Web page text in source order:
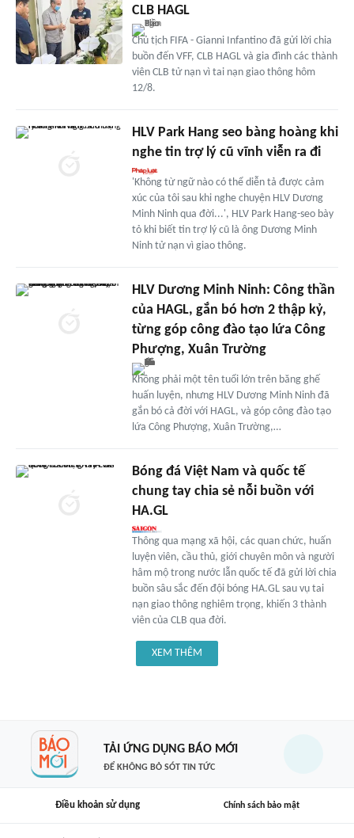
CLB HAGL
Chủ tịch FIFA - Gianni Infantino đã gửi lời chia
buồn đến VFF, CLB HAGL và gia đình các thành
viên CLB tử nạn vì tai nạn giao thông hôm
12/8.
HLV Park Hang seo bàng hoàng khi
nghe tin trợ lý cũ vĩnh viễn ra đi
'Không từ ngữ nào có thể diễn tả được cảm
xúc của tôi sau khi nghe chuyện HLV Dương
Minh Ninh qua đời...', HLV Park Hang-seo bày
tỏ khi biết tin trợ lý cũ là ông Dương Minh
Ninh tử nạn vì giao thông.
HLV Dương Minh Ninh: Công thần
của HAGL, gắn bó hơn 2 thập kỷ,
từng góp công đào tạo lứa Công
Phượng, Xuân Trường
Không phải một tên tuổi lớn trên băng ghế
huấn luyện, nhưng HLV Dương Minh Ninh đã
gắn bó cả đời với HAGL, và góp công đào tạo
lứa Công Phượng, Xuân Trường,…
Bóng đá Việt Nam và quốc tế
chung tay chia sẻ nỗi buồn với
HA.GL
Thông qua mạng xã hội, các quan chức, huấn
luyện viên, cầu thủ, giới chuyên môn và người
hâm mộ trong nước lẫn quốc tế đã gửi lời chia
buồn sâu sắc đến đội bóng HA.GL sau vụ tai
nạn giao thông nghiêm trọng, khiến 3 thành
viên của CLB qua đời.
XEM THÊM
TẢI ỨNG DỤNG BÁO MỚI
ĐỂ KHÔNG BỎ SÓT TIN TỨC
Điều khoản sử dụng Chính sách bảo mật